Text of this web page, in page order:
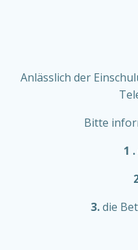
Anlässlich der
Bitte
1 .
3.die